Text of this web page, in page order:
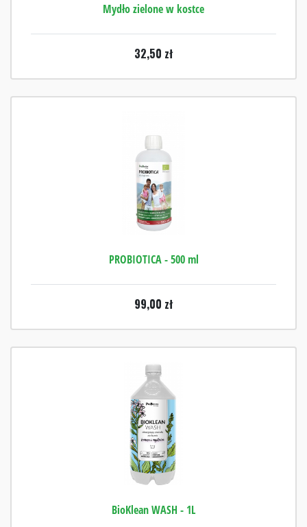
Mydło zielone w kostce
32,50 zł
PROBIOTICA - 500 ml
99,00 zł
BioKlean WASH - 1L